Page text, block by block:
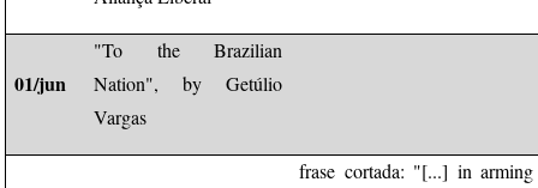
01/jun
"To the Brazilian
Nation", by Getúlio
Vargas
frase cortada: "[...] in arming